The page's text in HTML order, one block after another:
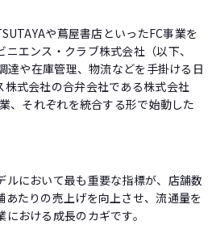
や蔦屋書店といったFC事業を
エンス・クラブ株式会社（以下、
達や在庫管理、物流などを手掛ける日
株式会社の合弁会社である株式会社
、それぞれを統合する形で始動した
ルにおいて最も重要な指標が、店舗数
あたりの売上げを向上させ、流通量を
おける成長のカギです。